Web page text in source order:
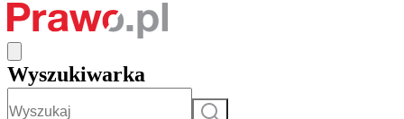
Wyszukiwarka
Szukaj